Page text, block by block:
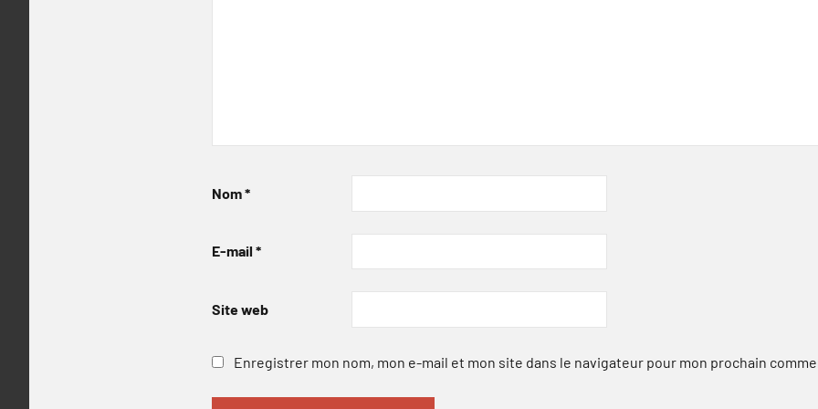
Nom*
E-mail *
Site web
Enregistrer mon nom, mon e-mail et mon site dans le navigateur pour mon prochain